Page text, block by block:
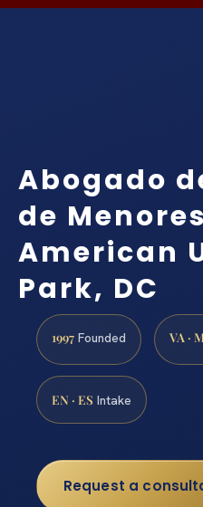
Abogado
de
American
Park, DC
1997 Founded VA ·
EN · ES Intake
Request a